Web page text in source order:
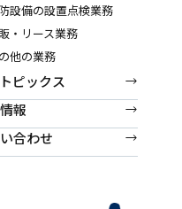
設備の設置点検業務
・リース業務
他の業務
ピックス
報
合わせ